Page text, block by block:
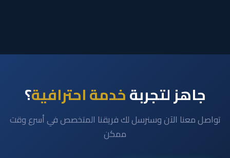
جاهز لتجربةخدمة احترافية؟
تواصل معنا الآن وسنرسل لك فريقنا المتخصص في أسرع وقت
ممكن